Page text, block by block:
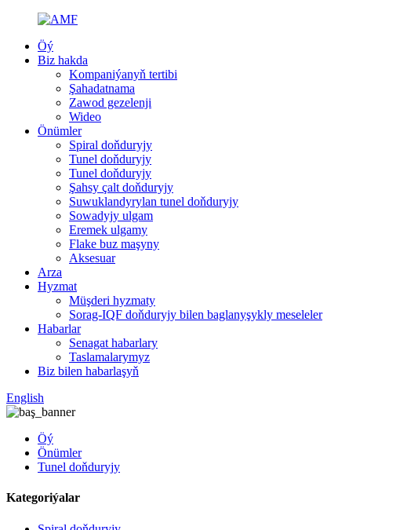
Öý
Biz hakda
Kompaniýanyň tertibi
Şahadatnama
Zawod gezelenji
Wideo
Önümler
Spiral doňduryjy
Tunel doňduryjy
Tunel doňduryjy
Şahsy çalt doňduryjy
Suwuklandyrylan tunel doňduryjy
Sowadyjy ulgam
Eremek ulgamy
Flake buz maşyny
Aksesuar
Arza
Hyzmat
Müşderi hyzmaty
Sorag-IQF doňduryjy bilen baglanyşykly meseleler
Habarlar
Senagat habarlary
Taslamalarymyz
Biz bilen habarlaşyň
English
Öý
Önümler
Tunel doňduryjy
Kategoriýalar